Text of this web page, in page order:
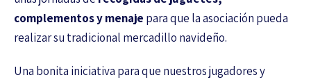
complementos y menaje para que la asociación pueda
realizar su tradicional mercadillo navideño.
Una bonita iniciativa para que nuestros jugadores y